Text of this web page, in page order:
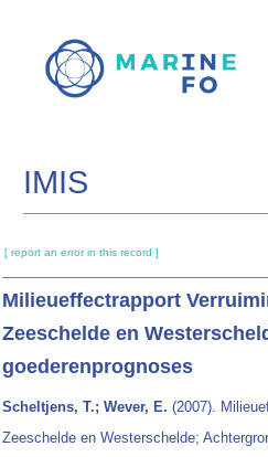
main
IMIS
[ report an error in this record ]
Milieueffectrapport
Zeeschelde en
goederenprognoses
Scheltjens, T.; Wever, E. (2007).
Zeeschelde en Westerschelde;